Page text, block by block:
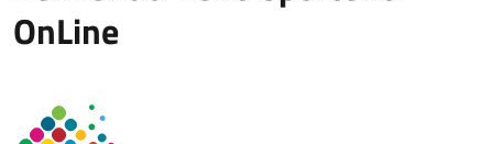
OnLine